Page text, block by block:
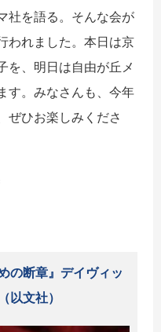
社を語る。そんな会が
われました。本日は京
を、明日は自由が丘メ
す。みなさんも、今年
ぜひお楽しみくださ
の断章』デイヴィッ
以文社）